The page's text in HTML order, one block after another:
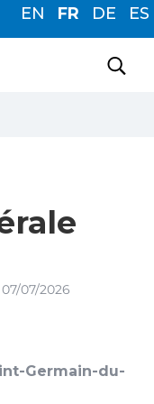
EN FR DE ES
du-
07/07/2026
Germain-du-